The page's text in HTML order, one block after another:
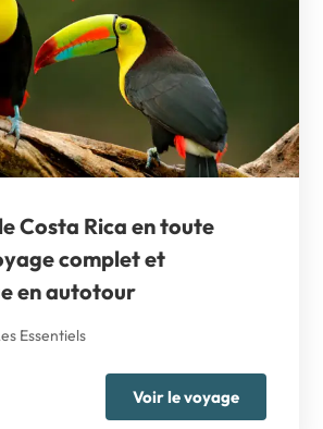
Costa Rica en toute
complet et
en autotour
Essentiels
Voir le voyage